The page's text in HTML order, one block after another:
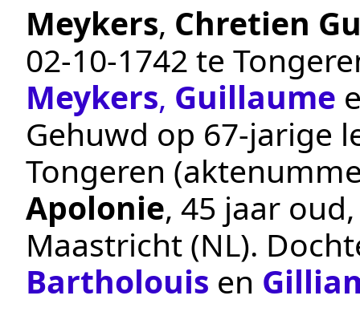
Meykers, Chretien
02‑10‑1742 te
Meykers, Guillaume
Gehuwd op 67-jarige
Tongeren
Apolonie, 45 jaar
Maastricht (NL).
Bartholouis en